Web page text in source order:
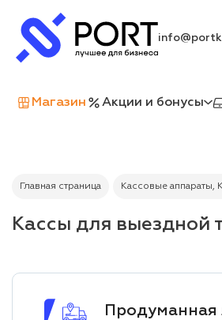
Магазин Акции и бонусы
Главная страница Кассовые аппараты,
Кассы для выездной
Продуманная